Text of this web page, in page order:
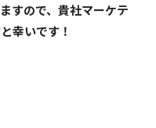
すので、貴社マーケテ
幸いです！